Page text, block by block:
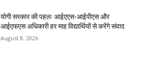
योगी सरकार की पहलः आईएएस-आईपीएस और
आईएफएस अधिकारी हर माह विद्यार्थियों से करेंगे संवाद
August 8, 2026